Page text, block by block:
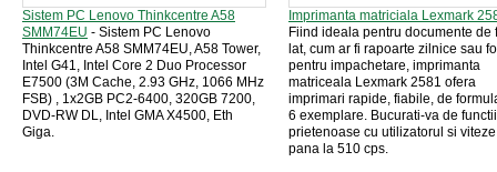
Sistem PC Lenovo Thinkcentre A58
SMM74EU - Sistem PC Lenovo
Thinkcentre A58 SMM74EU, A58 Tower,
Intel G41, Intel Core 2 Duo Processor
E7500 (3M Cache, 2.93 GHz, 1066 MHz
FSB) , 1x2GB PC2-6400, 320GB 7200,
DVD-RW DL, Intel GMA X4500, Eth
Giga.
Imprimanta matriciala Lexmark
Fiind ideala pentru documente de
lat, cum ar fi rapoarte zilnice sau
pentru impachetare, imprimanta
matriceala Lexmark 2581 ofera
imprimari rapide, fiabile, de
6 exemplare. Bucurati-va de functii
prietenoase cu utilizatorul si
pana la 510 cps.